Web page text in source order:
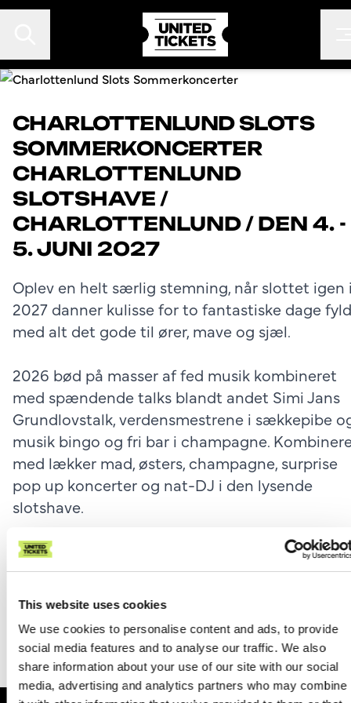
This website uses cookies
We use cookies to personalise content and ads, to provide
social media features and to analyse our traffic. We also
share information about your use of our site with our social
media, advertising and analytics partners who may combine
EVENTS
FESTIVALER
KONTAKT
FAN TO FAN
CHARLOTTENLUND SLOTS
SOMMERKONCERTER
CHARLOTTENLUND
SLOTSHAVE /
CHARLOTTENLUND / DEN 4. -
5. JUNI 2027
Oplev en helt særlig stemning, når slottet igen
2027 danner kulisse for to fantastiske dage
med alt det gode til ører, mave og sjæl.
2026 bød på masser af fed musik kombineret
med spændende talks blandt andet Simi Jans
Grundlovstalk, verdensmestrene i sækkepibe
musik bingo og fri bar i champagne.
med lækker mad, østers, champagne, surprise
pop up koncerter og nat-DJ i den lysende
slotshave.
I 2027 tager vi oplevelsen til nye højder med
endnu mere fed musik og store overraskelser.
https://charlottenlundslot.dk/